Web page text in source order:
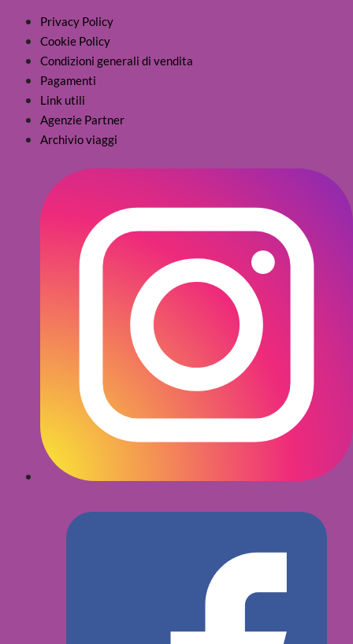
Privacy Policy
Cookie Policy
Condizioni generali di vendita
Pagamenti
Link utili
Agenzie Partner
Archivio viaggi